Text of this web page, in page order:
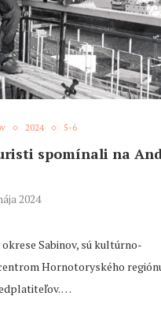
2024 5-6
spomínali na
2024
Sabinov, sú kultúrno-
Hornotoryského
…